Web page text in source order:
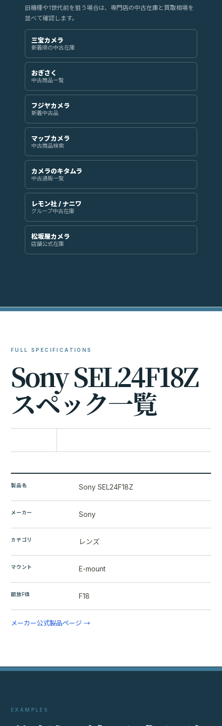
旧機種や1世代前を狙う場合は、専門店の中古在庫と買取相場を
並べて確認します。
三宝カメラ
新着順の中古在庫
おぎさく
中古商品一覧
フジヤカメラ
新着中古品
マップカメラ
中古商品検索
カメラのキタムラ
中古通販一覧
レモン社 / ナニワ
グループ中古在庫
松坂屋カメラ
店舗公式在庫
FULL SPECIFICATIONS
SonySEL24F18Z
スペック一覧
製品名 Sony SEL24F18Z
メーカー Sony
カテゴリ レンズ
マウント E-mount
開放F値 F18
メーカー公式製品ページ →
EXAMPLES